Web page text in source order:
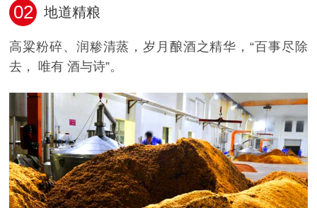
02 地道精粮
高粱粉碎、润糁清蒸，岁月酿酒之精华，“百事尽除
去， 唯有 酒与诗”。